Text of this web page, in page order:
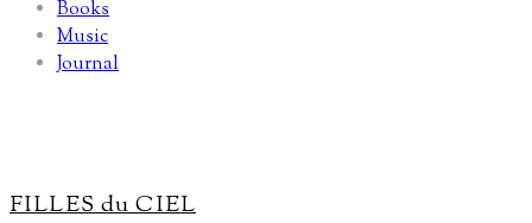
Books
Music
Journal
FILLES du CIEL